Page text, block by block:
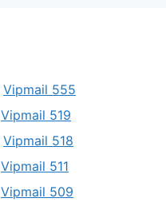
Vipmail 555
Vipmail 519
Vipmail 518
Vipmail 511
Vipmail 509